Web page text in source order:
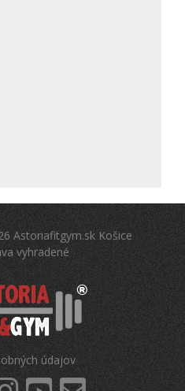
Astoriafitgym.sk Košice
vyhradené
údajov